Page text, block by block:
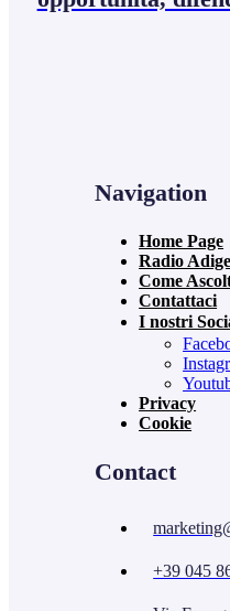
Navigation
Home Page
Radio
Come
Contattaci
I nostri
Privacy
Cookie
Contact
+39 045